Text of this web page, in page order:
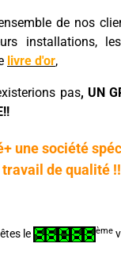
de nos
installations,
livre d'or,
pas, UN
une société
travail de qualité !!
le ème